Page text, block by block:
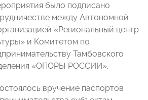
было подписано
между Автономной
«Региональный центр
и Комитетом по
Тамбовского
«ОПОРЫ РОССИИ».
вручение паспортов